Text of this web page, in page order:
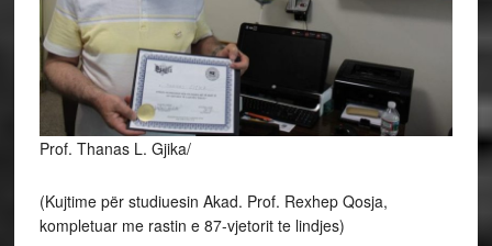
Prof. Thanas L. Gjika/
(Kujtime për studiuesin Akad. Prof. Rexhep Qosja,
kompletuar me rastin e 87-vjetorit te lindjes)